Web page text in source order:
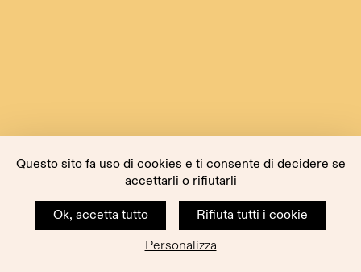
Questo sito fa uso di cookies e ti consente di decidere se
accettarli o rifiutarli
Ok, accetta tutto
Rifiuta tutti i cookie
Personalizza